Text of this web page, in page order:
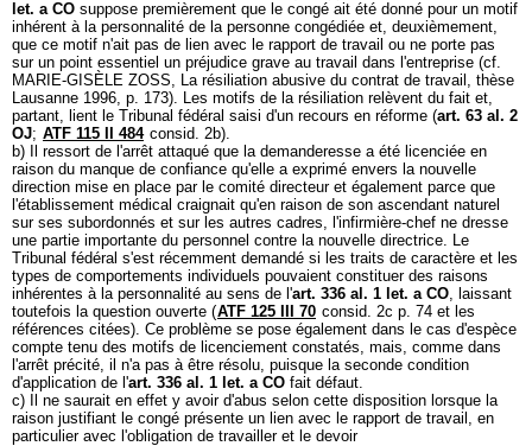
let. a CO suppose premièrement que le congé ait été donné pour un motif
inhérent à la personnalité de la personne congédiée et, deuxièmement,
que ce motif n'ait pas de lien avec le rapport de travail ou ne porte pas
sur un point essentiel un préjudice grave au travail dans l'entreprise (cf.
MARIE-GISÈLE ZOSS, La résiliation abusive du contrat de travail, thèse
Lausanne 1996, p. 173). Les motifs de la résiliation relèvent du fait et,
partant, lient le Tribunal fédéral saisi d'un recours en réforme (art. 63 al. 2
OJ; ATF 115 II 484 consid. 2b).
b) Il ressort de l'arrêt attaqué que la demanderesse a été licenciée en
raison du manque de confiance qu'elle a exprimé envers la nouvelle
direction mise en place par le comité directeur et également parce que
l'établissement médical craignait qu'en raison de son ascendant naturel
sur ses subordonnés et sur les autres cadres, l'infirmière-chef ne dresse
une partie importante du personnel contre la nouvelle directrice. Le
Tribunal fédéral s'est récemment demandé si les traits de caractère et les
types de comportements individuels pouvaient constituer des raisons
inhérentes à la personnalité au sens de l'art. 336 al. 1 let. a CO, laissant
toutefois la question ouverte (ATF 125 III 70 consid. 2c p. 74 et les
références citées). Ce problème se pose également dans le cas d'espèce
compte tenu des motifs de licenciement constatés, mais, comme dans
l'arrêt précité, il n'a pas à être résolu, puisque la seconde condition
d'application de l'art. 336 al. 1 let. a CO fait défaut.
c) Il ne saurait en effet y avoir d'abus selon cette disposition lorsque la
raison justifiant le congé présente un lien avec le rapport de travail, en
particulier avec l'obligation de travailler et le devoir